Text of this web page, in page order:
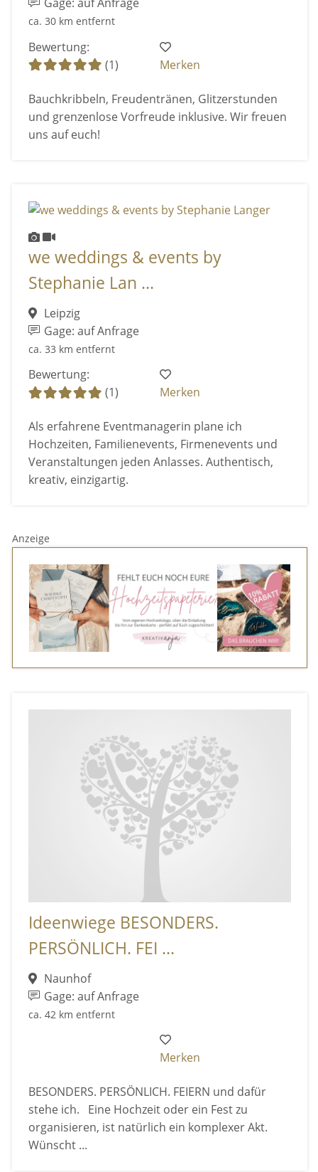
ca. 30 km entfernt
Bewertung:
(1)
Merken
Bauchkribbeln, Freudentränen, Glitzerstunden
und grenzenlose Vorfreude inklusive. Wir freuen
uns auf euch!
we weddings & events by
Stephanie Lan ...
Leipzig
Gage: auf Anfrage
ca. 33 km entfernt
Bewertung:
(1)
Merken
Als erfahrene Eventmanagerin plane ich
Hochzeiten, Familienevents, Firmenevents und
Veranstaltungen jeden Anlasses. Authentisch,
kreativ, einzigartig.
Anzeige
Ideenwiege BESONDERS.
PERSÖNLICH. FEI ...
Naunhof
Gage: auf Anfrage
ca. 42 km entfernt
Merken
BESONDERS. PERSÖNLICH. FEIERN und dafür
stehe ich. Eine Hochzeit oder ein Fest zu
organisieren, ist natürlich ein komplexer Akt.
Wünscht ...